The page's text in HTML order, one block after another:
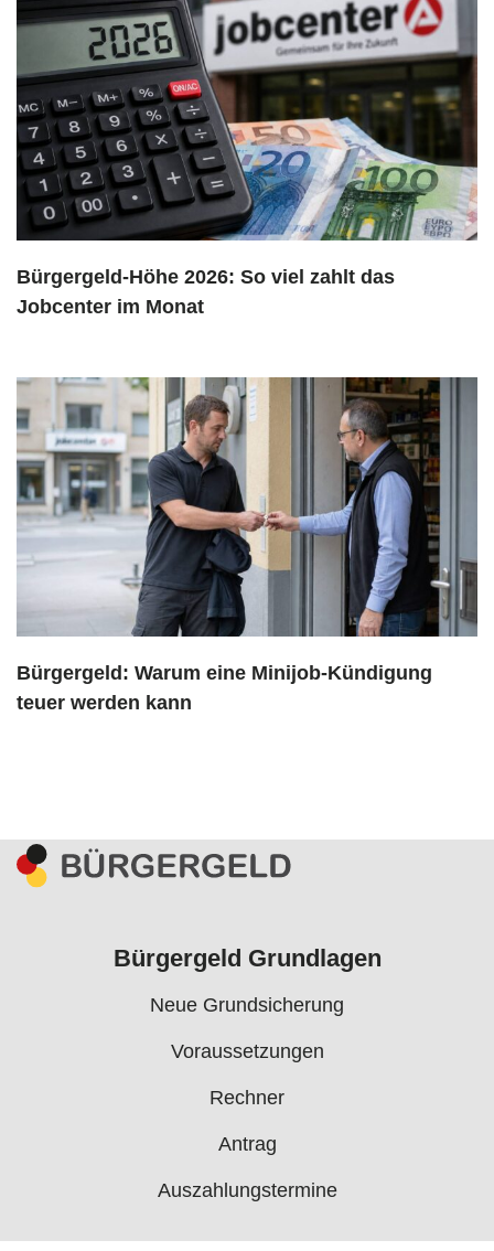
Bürgergeld-Höhe 2026: So viel zahlt das
Jobcenter im Monat
Bürgergeld: Warum eine Minijob-Kündigung
teuer werden kann
Bürgergeld Grundlagen
Neue Grundsicherung
Voraussetzungen
Rechner
Antrag
Auszahlungstermine